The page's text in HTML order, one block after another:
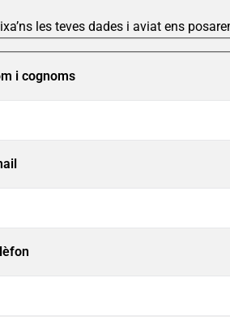
les teves dades i aviat ens
i cognoms